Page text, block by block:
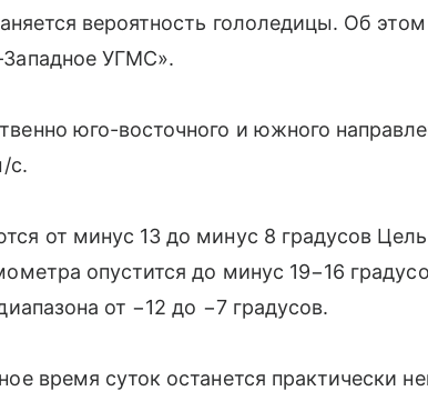
вероятность гололедицы. Об
УГМС».
юго-восточного и южного
с.
от минус 13 до минус 8 градусов
опустится до минус 19−16
от −12 до −7 градусов.
время суток останется практически